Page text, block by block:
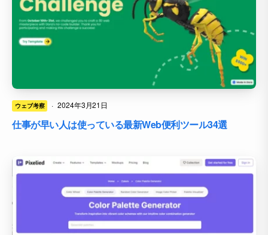
ウェブ考察 · 2024年3月21日
仕事が早い人は使っている最新Web便利ツール34選